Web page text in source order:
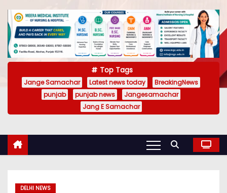
Top Tags
Jange Samachar Latest news today
BreakingNews
punjab
punjab news
Jangesamachar
Jang E Samachar
DELHI NEWS